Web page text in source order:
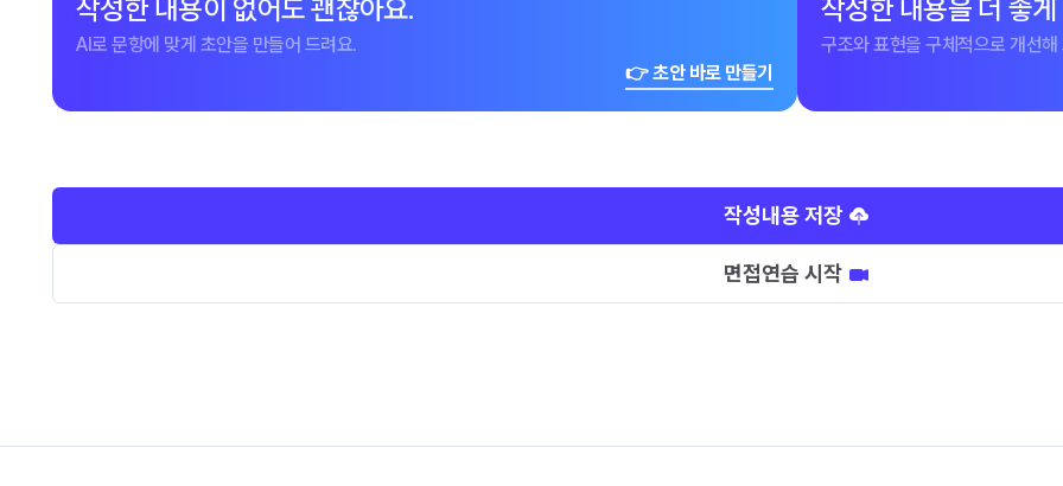
작성한 내용이 없어도 괜찮아요.
AI로 문항에 맞게 초안을 만들어 드려요.
👉 초안 바로 만들기
작성한 내용을 더 좋
구조와 표현을 구체적으로 개선해
작성내용 저장
면접연습 시작